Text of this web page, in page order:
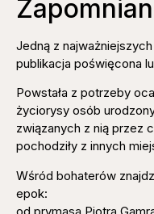
Jedną z
publikacja poświęcona
Powstała z potrzeby
życiorysy osób
związanych z nią przez
pochodziły z innych
Wśród bohaterów
epok: